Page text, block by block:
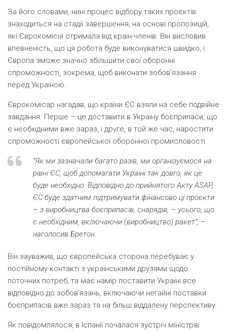
За його словами, нині процес відбору таких проєктів
знаходиться на стадії завершення, на основі пропозицій,
які Єврокомісія отримала від країн-членів. Він висловив
впевненість, що ця робота буде виконуватися швидко, і
Європа зможе значно збільшити свої оборонні
спроможності, зокрема, щоб виконати зобов’язання
перед Україною.
Єврокомісар нагадав, що країни ЄС взяли на себе подвійне
завдання. Перше – це доставити в Україну боєприпаси, що
є необхідними вже зараз, і друге, в той же час, наростити
спроможності європейської оборонної промисловості.
“Як ми зазначали багато разів, ми організуємося на
рівні ЄС, щоб допомагати Україні так довго, як це
буде необхідно. Відповідно до прийнятого Акту ASAP,
ЄС буде здатним підтримувати фінансово ці проєкти
– з виробництва боєприпасів, снарядів, – усього, що
є необхідним, включаючи (виробництво) ракет”, –
наголосив Бретон.
Він зауважив, що європейська сторона перебуває у
постійному контакті з українськими друзями щодо
поточних потреб, та має намір поставити Україні все
відповідно до зобов’язань, включаючи негайні поставки
боєприпасів вже зараз та на більш віддалену перспективу.
Як повідомлялося, в Іспанії почалася зустріч міністрів